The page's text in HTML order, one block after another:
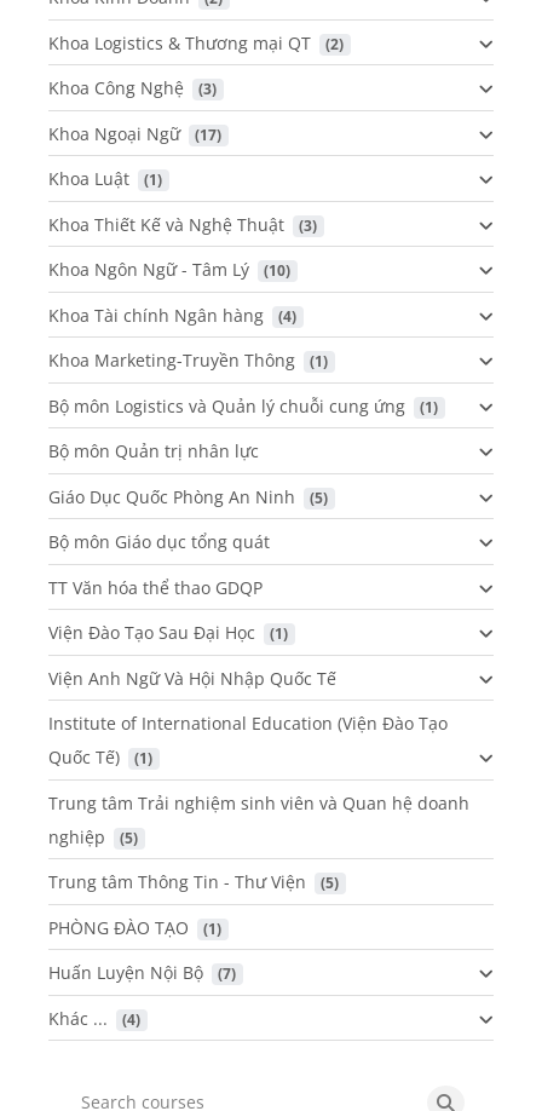
Khoa Logistics & Thương mại QT (2)
Khoa Công Nghệ (3)
Khoa Ngoại Ngữ (17)
Khoa Luật (1)
Khoa Thiết Kế và Nghệ Thuật (3)
Khoa Ngôn Ngữ - Tâm Lý (10)
Khoa Tài chính Ngân hàng (4)
Khoa Marketing-Truyền Thông (1)
Bộ môn Logistics và Quản lý chuỗi cung ứng (1)
Bộ môn Quản trị nhân lực
Giáo Dục Quốc Phòng An Ninh
(5)
Bộ môn Giáo dục tổng quát
TT Văn hóa thể thao GDQP
Viện Đào Tạo Sau Đại Học
(1)
Viện Anh Ngữ Và Hội Nhập Quốc Tế
Institute of International Education (Viện Đào Tạo
Quốc Tế)
(1)
Trung tâm Trải nghiệm sinh viên và Quan hệ doanh
nghiệp
(5)
Trung tâm Thông Tin - Thư Viện (5)
PHÒNG ĐÀO TẠO (1)
Huấn Luyện Nội Bộ (7)
Khác ... (4)